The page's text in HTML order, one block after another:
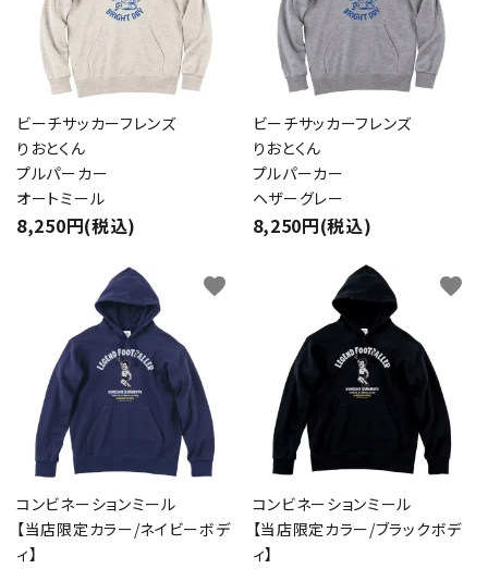
ビーチサッカーフレンズ
りおとくん
プルパーカー
オートミール
8,250円(税込)
ビーチサッカーフレンズ
りおとくん
プルパーカー
ヘザーグレー
8,250円(税込)
コンビネーションミール
【当店限定カラー/ネイビーボデ
ィ】
favorite
コンビネーションミール
【当店限定カラー/ブラックボデ
ィ】
favorite